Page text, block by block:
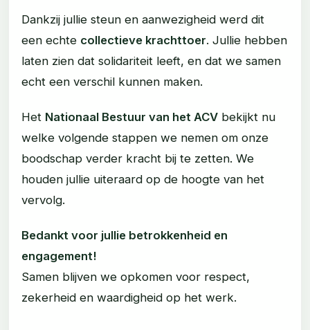
Dankzij jullie steun en aanwezigheid werd dit
een echte collectieve krachttoer. Jullie hebben
laten zien dat solidariteit leeft, en dat we samen
echt een verschil kunnen maken.
Het Nationaal Bestuur van het ACV bekijkt nu
welke volgende stappen we nemen om onze
boodschap verder kracht bij te zetten. We
houden jullie uiteraard op de hoogte van het
vervolg.
Bedankt voor jullie betrokkenheid en
engagement!
Samen blijven we opkomen voor respect,
zekerheid en waardigheid op het werk.